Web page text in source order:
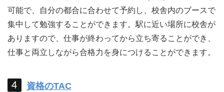
可能で、自分の都合に合わせて予約し、校舎内のブースで
集中して勉強することができます。駅に近い場所に校舎が
ありますので、仕事が終わってから立ち寄ることができ、
仕事と両立しながら合格力を身につけることができます。
資格のTAC